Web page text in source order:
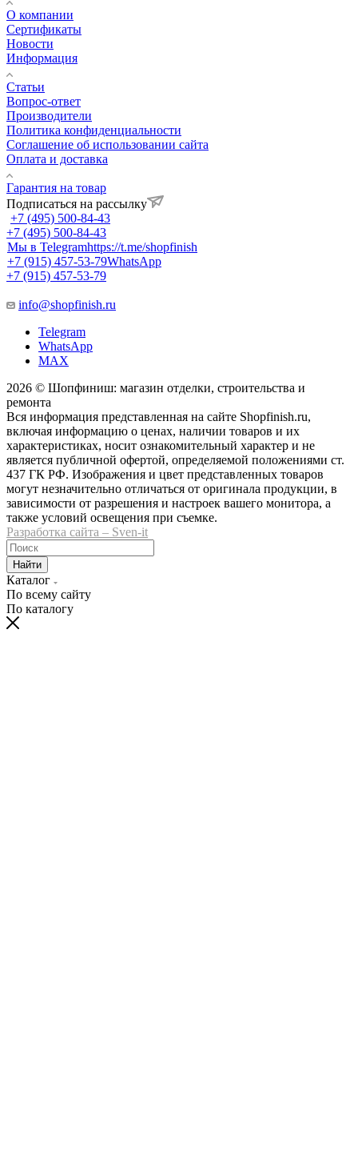
О компании
Сертификаты
Новости
Информация
Статьи
Вопрос-ответ
Производители
Политика конфиденциальности
Соглашение об использовании сайта
Оплата и доставка
Гарантия на товар
Подписаться на рассылку
+7 (495) 500-84-43
+7 (495) 500-84-43
Мы в Telegramhttps://t.me/shopfinish
+7 (915) 457-53-79WhatsApp
+7 (915) 457-53-79
info@shopfinish.ru
Telegram
WhatsApp
MAX
2026 © Шопфиниш: магазин отделки, строительства и
ремонта
Вся информация представленная на сайте Shopfinish.ru,
включая информацию о ценах, наличии товаров и их
характеристиках, носит ознакомительный характер и не
является публичной офертой, определяемой положениями ст.
437 ГК РФ. Изображения и цвет представленных товаров
могут незначительно отличаться от оригинала продукции, в
зависимости от разрешения и настроек вашего монитора, а
также условий освещения при съемке.
Разработка сайта – Sven-it
Найти
Каталог
По всему сайту
По каталогу